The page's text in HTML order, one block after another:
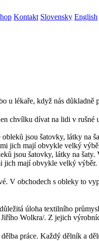
Kontakt Slovensky English
u lékaře, když nás
chvílku dívat na lidi v
jsou šatovky, látky na
jich mají obvykle velký výběr.
V obchodech s obleky to
úloha textilního
Wolkra/. Z jejich
práce. Každý dělník a